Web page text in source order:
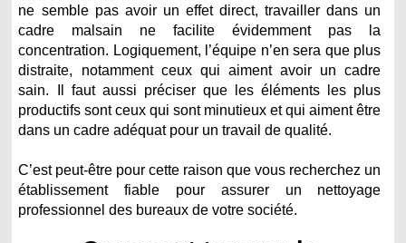
ne semble pas avoir un effet direct, travailler dans un
cadre malsain ne facilite évidemment pas la
concentration. Logiquement, l’équipe n’en sera que plus
distraite, notamment ceux qui aiment avoir un cadre
sain. Il faut aussi préciser que les éléments les plus
productifs sont ceux qui sont minutieux et qui aiment être
dans un cadre adéquat pour un travail de qualité.
C’est peut-être pour cette raison que vous recherchez un
établissement fiable pour assurer un nettoyage
professionnel des bureaux de votre société.